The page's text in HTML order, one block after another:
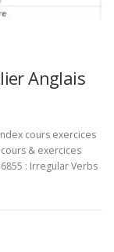
Anglais
cours exercices
& exercices
: Irregular Verbs